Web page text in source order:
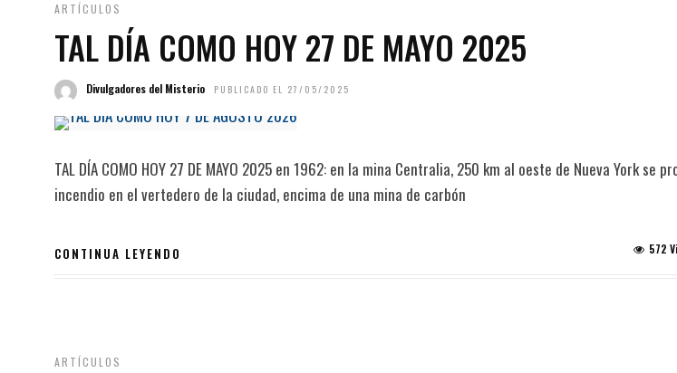
ARTÍCULOS
TAL DÍA COMO HOY 27 DE MAYO 2025
Divulgadores del Misterio PUBLICADO EL 27/05/2025
TAL DÍA COMO HOY 27 DE MAYO 2025 en 1962: en la mina Centralia, 250 km al oeste de Nueva York se
incendio en el vertedero de la ciudad, encima de una mina de carbón
CONTINUA LEYENDO 572
ARTÍCULOS